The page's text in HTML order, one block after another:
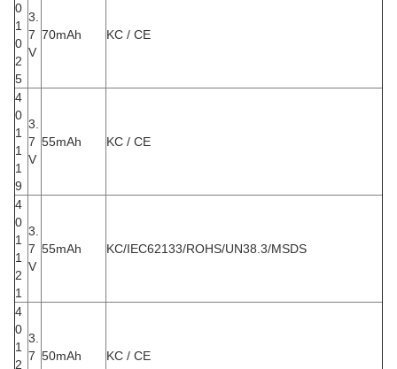
0
1
0
2
5
3.
7
V
70mAh KC / CE
4
0
1
1
1
9
3.
7
V
55mAh KC / CE
4
0
1
1
2
1
3.
7
V
55mAh KC/IEC62133/ROHS/UN38.3/MSDS
4
0
1
2
3.
7 50mAh KC / CE